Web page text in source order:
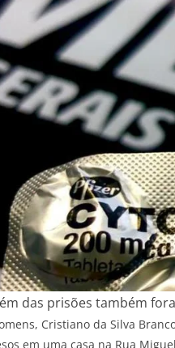
das prisões também
Cristiano da Silva
em uma casa na Rua